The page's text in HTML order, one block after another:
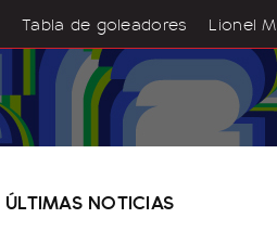
Tabla de goleadores Lionel
ÚLTIMAS NOTICIAS